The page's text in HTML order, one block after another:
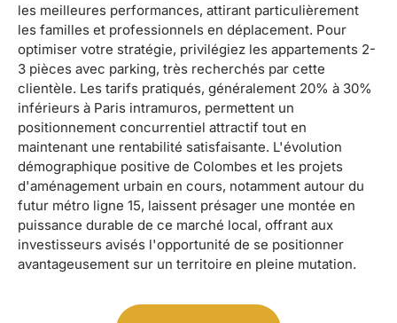
les meilleures performances, attirant particulièrement
les familles et professionnels en déplacement. Pour
optimiser votre stratégie, privilégiez les appartements 2-
3 pièces avec parking, très recherchés par cette
clientèle. Les tarifs pratiqués, généralement 20% à 30%
inférieurs à Paris intramuros, permettent un
positionnement concurrentiel attractif tout en
maintenant une rentabilité satisfaisante. L'évolution
démographique positive de Colombes et les projets
d'aménagement urbain en cours, notamment autour du
futur métro ligne 15, laissent présager une montée en
puissance durable de ce marché local, offrant aux
investisseurs avisés l'opportunité de se positionner
avantageusement sur un territoire en pleine mutation.